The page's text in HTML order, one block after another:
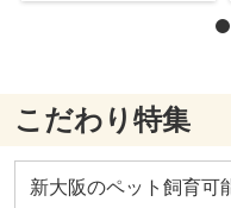
こだわり特集
新大阪のペット飼育可